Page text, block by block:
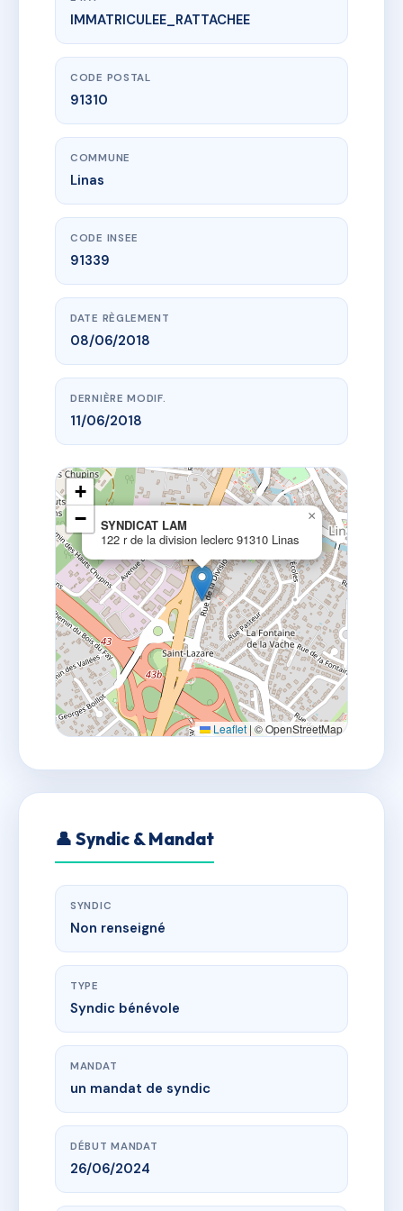
www.vme.plus/AC6644587
SYNDICAT LAM
122 r de la division leclerc
IMMATRICULEE_RATTACHEE
CODE POSTAL
91310
COMMUNE
Linas
CODE INSEE
91339
DATE RÈGLEMENT
08/06/2018
DERNIÈRE MODIF.
11/06/2018
SYNDICAT LAM
122 r de la division leclerc 91310 Linas
×
+
−
Leaflet|© OpenStreetMap
👤 Syndic & Mandat
SYNDIC
Non renseigné
TYPE
Syndic bénévole
MANDAT
un mandat de syndic
DÉBUT MANDAT
26/06/2024